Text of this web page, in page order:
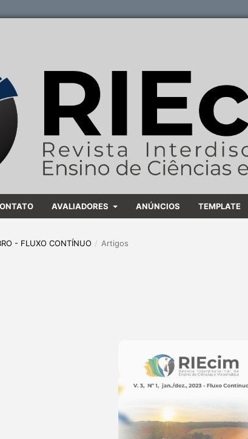
AVALIADORES ANÚNCIOS TEMPLATE
- FLUXO CONTÍNUO / Artigos